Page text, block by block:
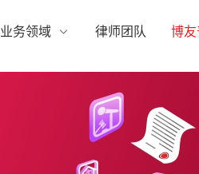
业务领域 律师团队 博友